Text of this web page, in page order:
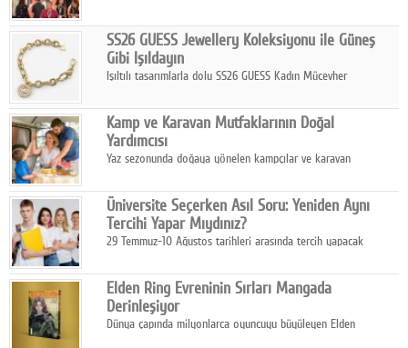
SS26 GUESS Jewellery Koleksiyonu ile Güneş
Gibi Işıldayın
Işıltılı tasarımlarla dolu SS26 GUESS Kadın Mücevher
dokunuşunu taşıyor.
Kamp ve Karavan Mutfaklarının Doğal
Yardımcısı
Yaz sezonunda doğaya yönelen kampçılar ve karavan
temizlik sağlayan, çevreye duyarlı bitkisel içerikli ürünleri tercih
ediyor.
Üniversite Seçerken Asıl Soru: Yeniden Aynı
Tercihi Yapar Mıydınız?
29 Temmuz-10 Ağustos tarihleri arasında tercih yapacak
Elden Ring Evreninin Sırları Mangada
Derinleşiyor
Dünya çapında milyonlarca oyuncuyu büyüleyen Elden